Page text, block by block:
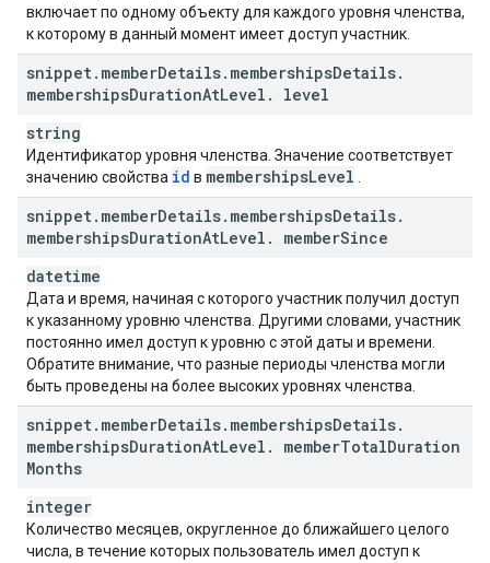
включает по одному объекту для каждого уровня членства,
к которому в данный момент имеет доступ участник.
snippet. memberDetails. membershipsDetails.
membershipsDurationAtLevel .
level
string
Идентификатор уровня членства. Значение соответствует
значению свойства id в membershipsLevel
snippet. memberDetails. membershipsDetails.
membershipsDurationAtLevel . memberSince
datetime
Дата и время, начиная с которого участник получил доступ
к указанному уровню членства. Другими словами, участник
постоянно имел доступ к уровню с этой даты и времени.
Обратите внимание, что разные периоды членства могли
быть проведены на более высоких уровнях членства.
snippet. memberDetails. membershipsDetails.
membershipsDurationAtLevel . memberTotalDuration
Months
integer
Количество месяцев, округленное до ближайшего целого
числа, в течение которых пользователь имел доступ к